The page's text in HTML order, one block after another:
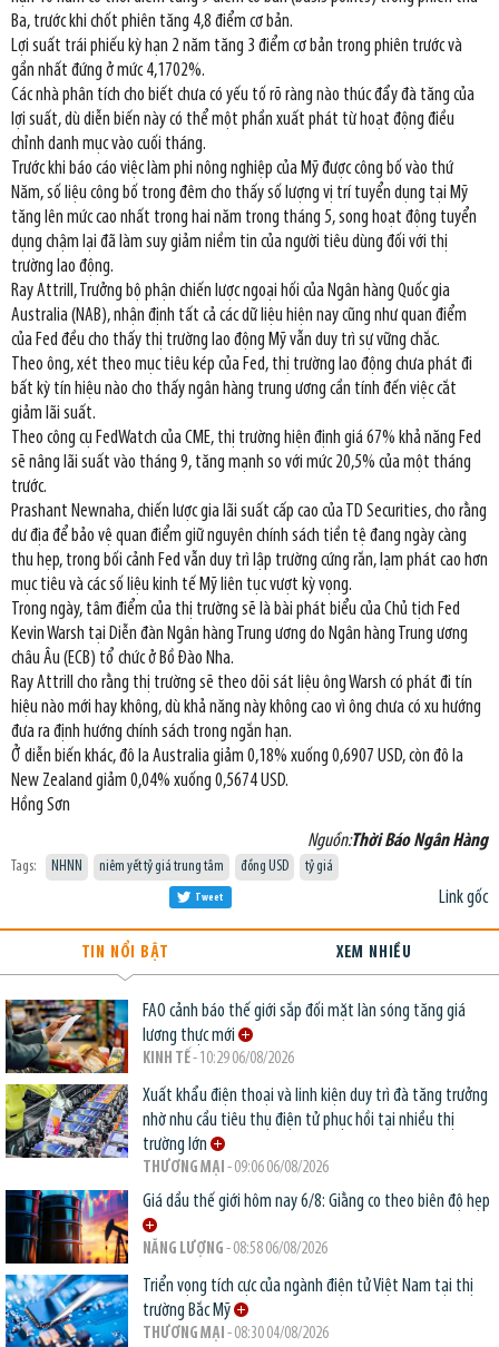
Ba, trước khi chốt phiên tăng 4,8 điểm cơ bản.
Lợi suất trái phiếu kỳ hạn 2 năm tăng 3 điểm cơ bản trong phiên trước và
gần nhất đứng ở mức 4,1702%.
Các nhà phân tích cho biết chưa có yếu tố rõ ràng nào thúc đẩy đà tăng của
lợi suất, dù diễn biến này có thể một phần xuất phát từ hoạt động điều
chỉnh danh mục vào cuối tháng.
Trước khi báo cáo việc làm phi nông nghiệp của Mỹ được công bố vào thứ
Năm, số liệu công bố trong đêm cho thấy số lượng vị trí tuyển dụng tại Mỹ
tăng lên mức cao nhất trong hai năm trong tháng 5, song hoạt động tuyển
dụng chậm lại đã làm suy giảm niềm tin của người tiêu dùng đối với thị
trường lao động.
Ray Attrill, Trưởng bộ phận chiến lược ngoại hối của Ngân hàng Quốc gia
Australia (NAB), nhận định tất cả các dữ liệu hiện nay cũng như quan điểm
của Fed đều cho thấy thị trường lao động Mỹ vẫn duy trì sự vững chắc.
Theo ông, xét theo mục tiêu kép của Fed, thị trường lao động chưa phát đi
bất kỳ tín hiệu nào cho thấy ngân hàng trung ương cần tính đến việc cắt
giảm lãi suất.
Theo công cụ FedWatch của CME, thị trường hiện định giá 67% khả năng Fed
sẽ nâng lãi suất vào tháng 9, tăng mạnh so với mức 20,5% của một tháng
trước.
Prashant Newnaha, chiến lược gia lãi suất cấp cao của TD Securities, cho rằng
dư địa để bảo vệ quan điểm giữ nguyên chính sách tiền tệ đang ngày càng
thu hẹp, trong bối cảnh Fed vẫn duy trì lập trường cứng rắn, lạm phát cao hơn
mục tiêu và các số liệu kinh tế Mỹ liên tục vượt kỳ vọng.
Trong ngày, tâm điểm của thị trường sẽ là bài phát biểu của Chủ tịch Fed
Kevin Warsh tại Diễn đàn Ngân hàng Trung ương do Ngân hàng Trung ương
châu Âu (ECB) tổ chức ở Bồ Đào Nha.
Ray Attrill cho rằng thị trường sẽ theo dõi sát liệu ông Warsh có phát đi tín
hiệu nào mới hay không, dù khả năng này không cao vì ông chưa có xu hướng
đưa ra định hướng chính sách trong ngắn hạn.
Ở diễn biến khác, đô la Australia giảm 0,18% xuống 0,6907 USD, còn đô la
New Zealand giảm 0,04% xuống 0,5674 USD.
Hồng Sơn
Nguồn:Thời Báo Ngân Hàng
Tags: NHNN niêm yết tỷ giá trung tâm đồng USD tỷ giá
Link gốc
Tweet
TIN NỔI BẬT XEM NHIỀU
FAO cảnh báo thế giới sắp đối mặt làn sóng tăng giá
lương thực mới
KINH TẾ- 10:29 06/08/2026
Xuất khẩu điện thoại và linh kiện duy trì đà tăng trưởng
nhờ nhu cầu tiêu thụ điện tử phục hồi tại nhiều thị
trường lớn
THƯƠNG MẠI - 09:06 06/08/2026
Giá dầu thế giới hôm nay 6/8: Giằng co theo biên độ hẹp
NĂNG LƯỢNG - 08:58 06/08/2026
Triển vọng tích cực của ngành điện tử Việt Nam tại thị
trường Bắc Mỹ
THƯƠNG MẠI - 08:30 04/08/2026